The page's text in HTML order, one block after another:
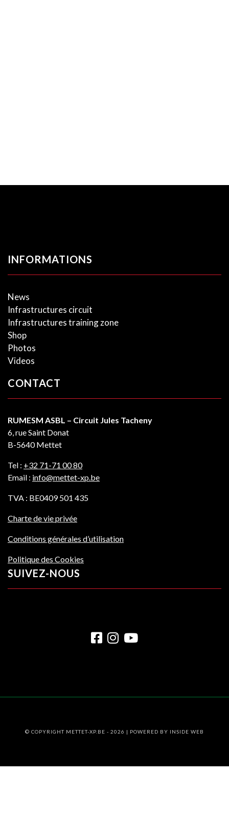
INFORMATIONS
News
Infrastructures circuit
Infrastructures training zone
Shop
Photos
Videos
CONTACT
RUMESM ASBL – Circuit Jules Tacheny
6, rue Saint Donat
B-5640 Mettet
Tel : +32 71-71 00 80
Email : info@mettet-xp.be
TVA : BE0409 501 435
Charte de vie privée
Conditions générales d’utilisation
Politique des Cookies
SUIVEZ-NOUS
© COPYRIGHT METTET-XP.BE - 2026 | POWERED BY INSIDE WEB